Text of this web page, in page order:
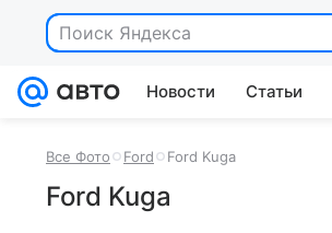
Поиск Яндекса
Новости Статьи
Все Фото Ford Ford Kuga
Ford Kuga